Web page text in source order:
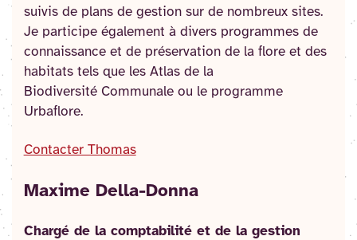
suivis de plans de gestion sur de nombreux sites.
Je participe également à divers programmes de
connaissance et de préservation de la flore et des
habitats tels que les Atlas de la
Biodiversité Communale ou le programme
Urbaflore.
Contacter Thomas
Maxime Della-Donna
Chargé de la comptabilité et de la gestion